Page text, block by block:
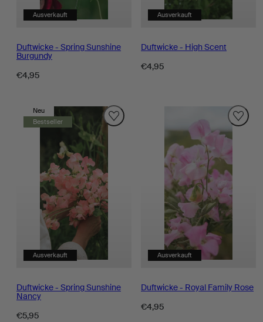
Ausverkauft
Duftwicke - Spring Sunshine
Burgundy
Regulärer
€4,95
Ausverkauft
Duftwicke - High Scent
Regulärer
€4,95
Neu
Ausverkauft
Bestseller
Duftwicke - Spring Sunshine
Nancy
Regulärer
€5,95
Ausverkauft
Duftwicke - Royal Family Rose
Regulärer
€4,95